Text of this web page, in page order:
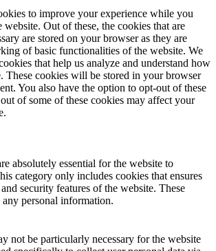
to improve your experience while you
website. Out of these, the cookies that are
are stored on your browser as they are
of basic functionalities of the website. We
that help us analyze and understand how
These cookies will be stored in your browser
You also have the option to opt-out of these
of some of these cookies may affect your
absolutely essential for the website to
category only includes cookies that ensures
security features of the website. These
personal information.
not be particularly necessary for the website